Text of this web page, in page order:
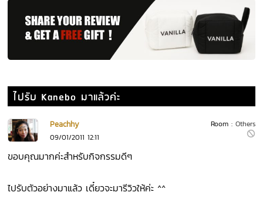
ไปรับ Kanebo มาแล้วค่ะ
Room : Others
Peachhy
09/01/2011 12:11
ขอบคุณมากค่ะสำหรับกิจกรรมดีๆ
ไปรับตัวอย่างมาแล้ว เดี๋ยวจะมารีวิวให้ค่ะ ^^